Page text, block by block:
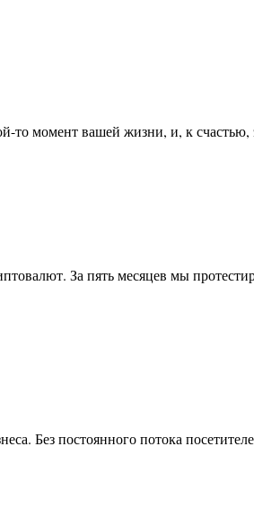
то момент вашей жизни, и, к